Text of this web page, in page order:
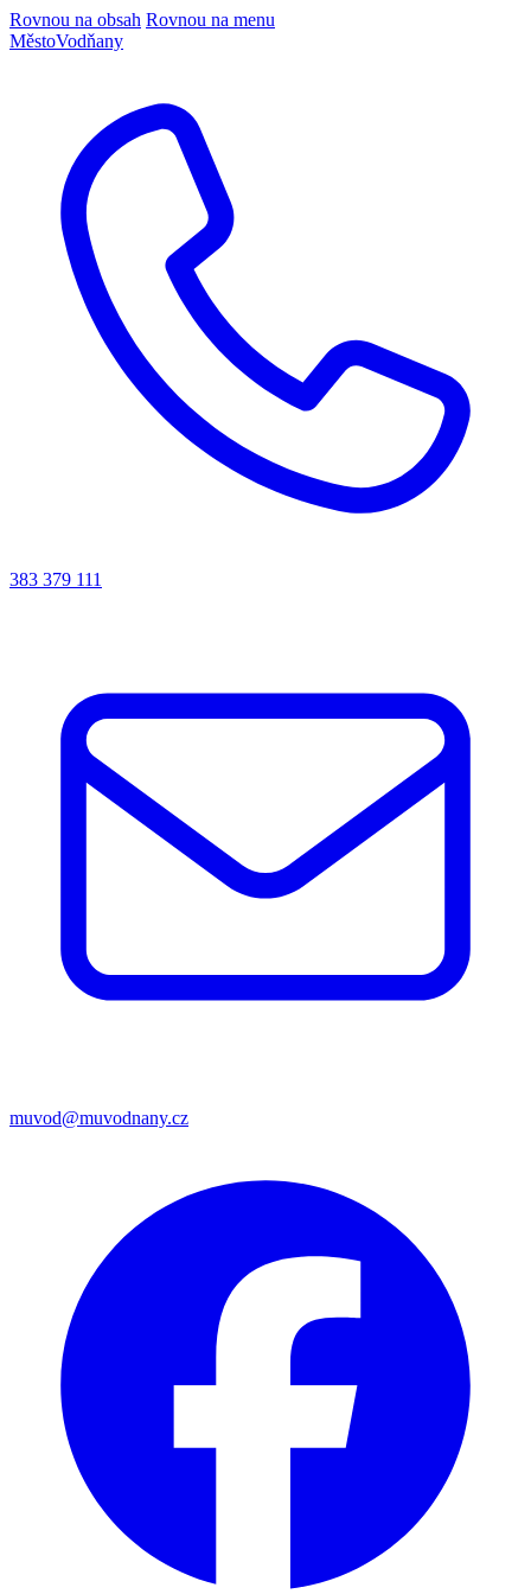
Rovnou na obsah Rovnou na menu
MěstoVodňany
383 379 111
muvod@muvodnany.cz